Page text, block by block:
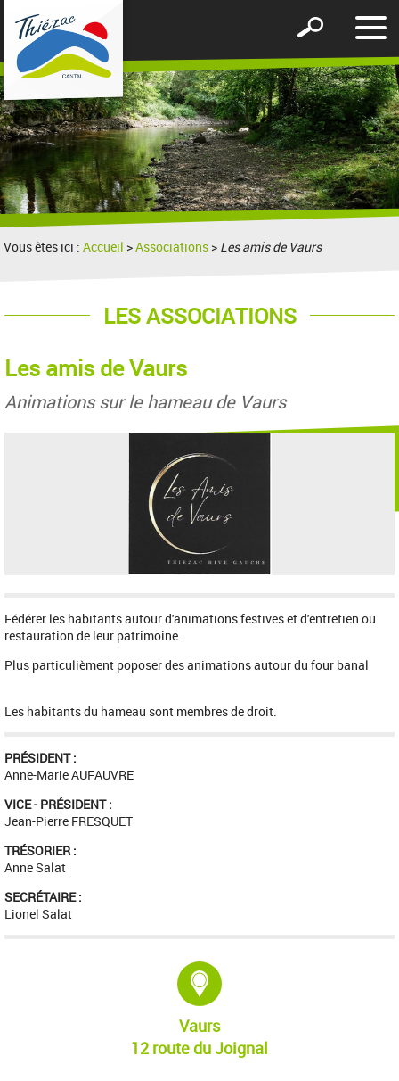
le
Afficher
formulaire
de
recherche
Vous êtes ici :Accueil >Associations > Les amis de Vaurs
LES ASSOCIATIONS
Les amis de Vaurs
Animations sur le hameau de Vaurs
Fédérer les habitants autour d'animations festives et d'entretien ou
restauration de leur patrimoine.
Plus particulièment poposer des animations autour du four banal
Les habitants du hameau sont membres de droit.
PRÉSIDENT :
Anne-Marie AUFAUVRE
VICE - PRÉSIDENT :
Jean-Pierre FRESQUET
TRÉSORIER :
Anne Salat
SECRÉTAIRE :
Lionel Salat
Vaurs
12 route du Joignal